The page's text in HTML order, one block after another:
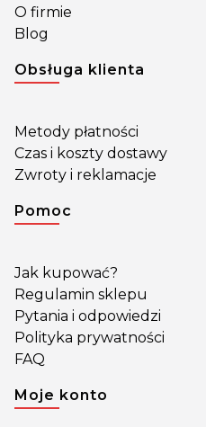
O firmie
Blog
Obsługa klienta
Metody płatności
Czas i koszty dostawy
Zwroty i reklamacje
Pomoc
Jak kupować?
Regulamin sklepu
Pytania i odpowiedzi
Polityka prywatności
FAQ
Moje konto